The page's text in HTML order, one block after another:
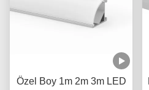
Özel Boy 1m 2m 3m LED